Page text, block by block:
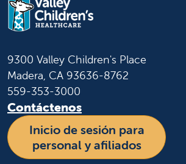
9300 Valley Children's Place
Madera, CA 93636-8762
559-353-3000
Contáctenos
Inicio de sesión para
personal y afiliados